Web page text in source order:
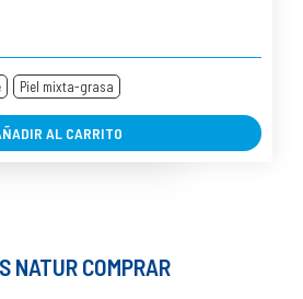
Piel mixta-grasa
AL CARRITO
NATUR COMPRAR